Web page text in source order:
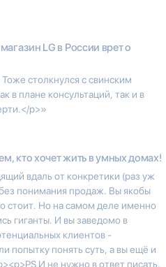
LG в России врет о
столкнулся с свинским
в плане консультаций, так и в
p>»
кто хочет жить в умных домах!
вдаль от конкретики (раз уж
понимания продаж. Вы якобы
стоит. Но на самом деле именно
гиганты. И вы заведомо в
клиентов -
попытку понять суть, а вы ещё и
И не нужно в ответ писать,